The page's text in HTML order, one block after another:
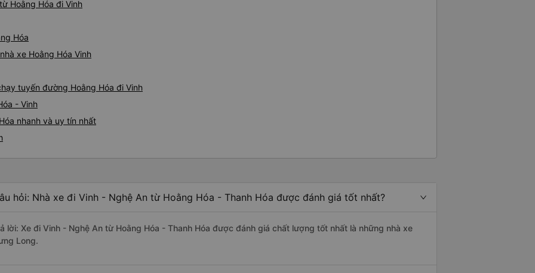
Hoằng Hóa đi Vinh
Hóa
xe Hoằng Hóa Vinh
tuyến đường Hoằng Hóa đi Vinh
- Vinh
nhanh và uy tín nhất
hỏi: Nhà xe đi Vinh - Nghệ An từ Hoằng Hóa - Thanh Hóa được đánh giá tốt nhất?
lời: Xe đi Vinh - Nghệ An từ Hoằng Hóa - Thanh Hóa được đánh giá chất lượng tốt nhất là những nhà xe
Long.